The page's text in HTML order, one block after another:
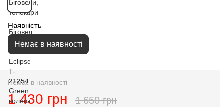
Наявність
Немає в наявності
Немає в наявності
1 430 грн 1 650 грн